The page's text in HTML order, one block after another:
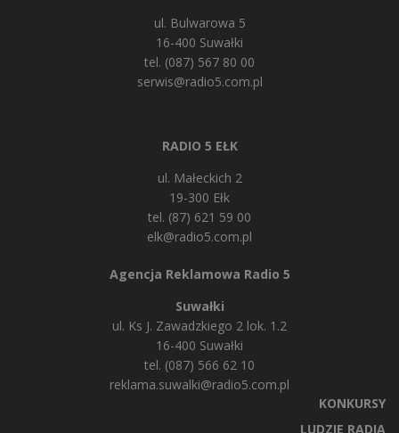
ul. Bulwarowa 5
16-400 Suwałki
tel. (087) 567 80 00
serwis@radio5.com.pl
RADIO 5 EŁK
ul. Małeckich 2
19-300 Ełk
tel. (87) 621 59 00
elk@radio5.com.pl
Agencja Reklamowa Radio 5
Suwałki
ul. Ks J. Zawadzkiego 2 lok. 1.2
16-400 Suwałki
tel. (087) 566 62 10
reklama.suwalki@radio5.com.pl
KONKURSY
LUDZIE RADIA